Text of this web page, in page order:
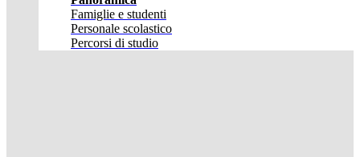
Famiglie e studenti
Personale scolastico
Percorsi di studio